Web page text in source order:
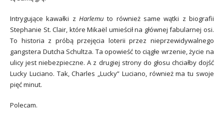
Intrygujące kawałki z Harlemu to również same wątki z biografii
Stephanie St. Clair, które Mikaël umieścił na głównej fabularnej osi.
To historia z próbą przejęcia loterii przez nieprzewidywalnego
gangstera Dutcha Schultza. Ta opowieść to ciągłe wrzenie, życie na
ulicy jest niebezpieczne. A z drugiej strony do głosu chciałby dojść
Lucky Luciano. Tak, Charles „Lucky” Luciano, również ma tu swoje
pięć minut.
Polecam.